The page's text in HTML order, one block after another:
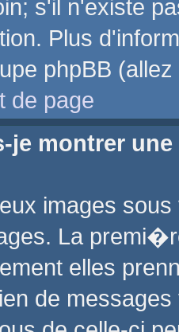
s'il n'existe
Plus
phpBB
de page
je montrer
images
La
elles
de